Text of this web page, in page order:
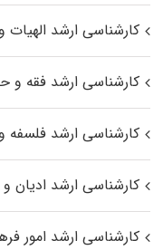
کارشناسی ارشد
کارشناسی ارشد فقه و
کارشناسی ارشد فلسفه
کارشناسی ارشد ادیان
کارشناسی ارشد امور